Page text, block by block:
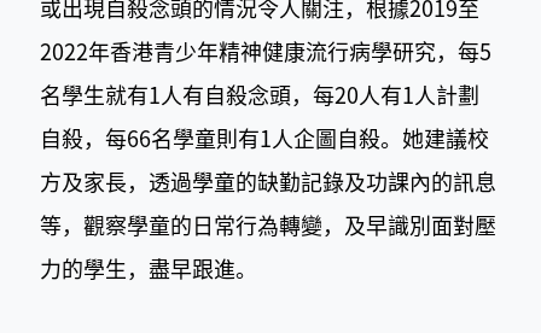
或出現自殺念頭的情況令人關注，根據2019至
2022年香港青少年精神健康流行病學研究，每5
名學生就有1人有自殺念頭，每20人有1人計劃
自殺，每66名學童則有1人企圖自殺。她建議校
方及家長，透過學童的缺勤記錄及功課內的訊息
等，觀察學童的日常行為轉變，及早識別面對壓
力的學生，盡早跟進。